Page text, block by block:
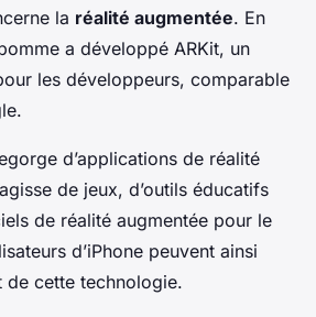
la réalité augmentée. En
a développé ARKit, un
les développeurs, comparable
d’applications de réalité
de jeux, d’outils éducatifs
de réalité augmentée pour le
d’iPhone peuvent ainsi
de cette technologie.